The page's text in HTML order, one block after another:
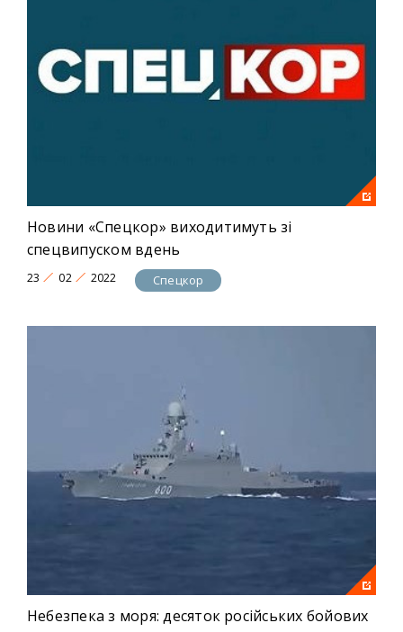
Новини «Спецкор» виходитимуть зі
спецвипуском вдень
23 02 2022 Спецкор
Небезпека з моря: десяток російських бойових